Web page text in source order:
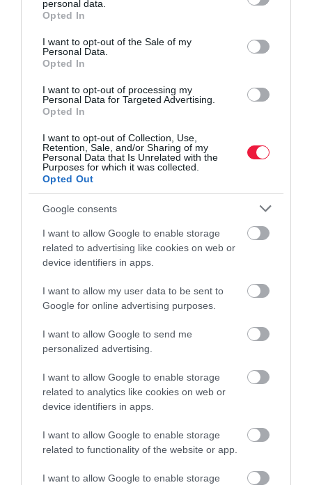
grant or deny consent to Google and its third-party tags to
use your data for below specified purposes in below Google
consent section.
personal data.
Opted In
I want to opt-out of the Sale of my
Personal Data.
Opted In
I want to opt-out of processing my
Personal Data for Targeted Advertising.
Opted In
I want to opt-out of Collection, Use,
Retention, Sale, and/or Sharing of my
Personal Data that Is Unrelated with the
Purposes for which it was collected.
Opted Out
Google consents
I want to allow Google to enable storage
related to advertising like cookies on web or
device identifiers in apps.
I want to allow my user data to be sent to
Google for online advertising purposes.
I want to allow Google to send me
personalized advertising.
I want to allow Google to enable storage
related to analytics like cookies on web or
device identifiers in apps.
I want to allow Google to enable storage
related to functionality of the website or app.
I want to allow Google to enable storage
Mindezek mellett a földpiaci adásvételek számát a
gazdaságátadások elindulása is csökkenti, ezek ugyanis – a
megindult földterület bekebelezésekhez hasonlóan – nem kerülnek
pedig az állami földértékesítések volumene is csökken.
Olvasd el ezt is!
Az ingatlan vagy a termőföld a drágulási bajnok?
Itt a válasz
árak